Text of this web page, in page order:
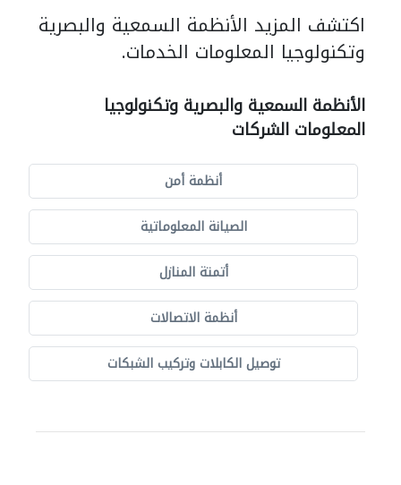
اكتشف المزيد الأنظمة السمعية والبصرية
وتكنولوجيا المعلومات الخدمات.
الأنظمة السمعية والبصرية وتكنولوجيا
المعلومات الشركات
أنظمة أمن
الصيانة المعلوماتية
أتمتة المنازل
أنظمة الاتصالات
توصيل الكابلات وتركيب الشبكات